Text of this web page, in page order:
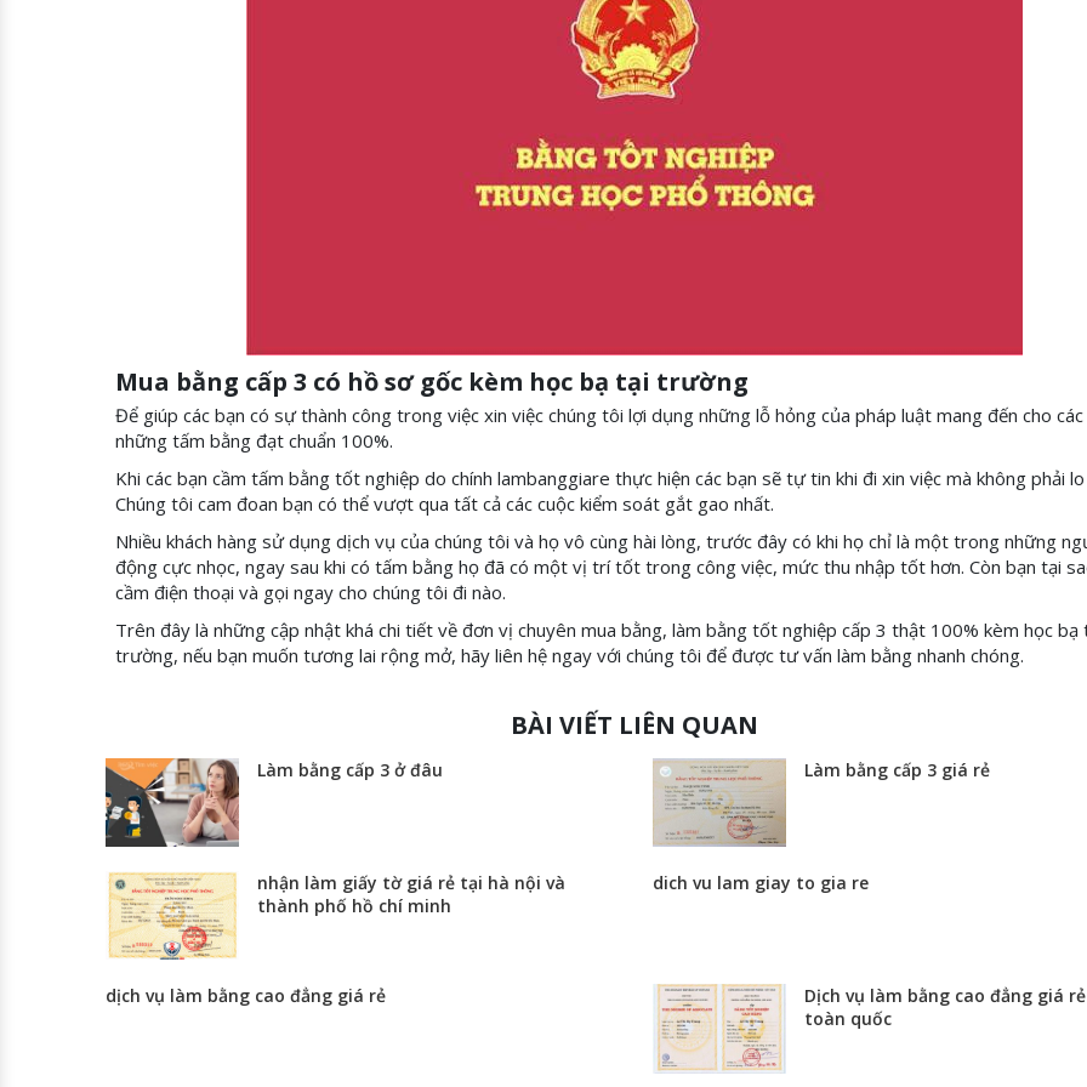
Mua bằng cấp 3 có hồ sơ gốc kèm học bạ tại trường
Để giúp các bạn có sự thành công trong việc xin việc chúng tôi lợi dụng những lỗ hỏng của pháp luật mang đến cho các
những tấm bằng đạt chuẩn 100%.
Khi các bạn cầm tấm bằng tốt nghiệp do chính lambanggiare thực hiện các bạn sẽ tự tin khi đi xin việc mà không phải lo
Chúng tôi cam đoan bạn có thể vượt qua tất cả các cuộc kiểm soát gắt gao nhất.
Nhiều khách hàng sử dụng dịch vụ của chúng tôi và họ vô cùng hài lòng, trước đây có khi họ chỉ là một trong những
động cực nhọc, ngay sau khi có tấm bằng họ đã có một vị trí tốt trong công việc, mức thu nhập tốt hơn. Còn bạn tại
cầm điện thoại và gọi ngay cho chúng tôi đi nào.
Trên đây là những cập nhật khá chi tiết về đơn vị chuyên mua bằng, làm bằng tốt nghiệp cấp 3 thật 100% kèm học bạ
trường, nếu bạn muốn tương lai rộng mở, hãy liên hệ ngay với chúng tôi để được tư vấn làm bằng nhanh chóng.
BÀI VIẾT LIÊN QUAN
Làm bằng cấp 3 ở đâu Làm bằng cấp 3 giá rẻ
nhận làm giấy tờ giá rẻ tại hà nội và
thành phố hồ chí minh
dich vu lam giay to gia re
dịch vụ làm bằng cao đẳng giá rẻ
Dịch vụ làm bằng cao đẳng giá
toàn quốc